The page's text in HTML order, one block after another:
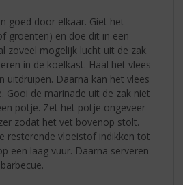
goed door elkaar. Giet het
groenten) en doe dit in een
zoveel mogelijk lucht uit de zak.
in de koelkast. Haal het vlees
uitdruipen. Daarna kan het vlees
Gooi de marinade uit de zak niet
potje. Zet het potje ongeveer
zodat het vet bovenop stolt.
resterende vloeistof indikken tot
een laag vuur. Daarna serveren